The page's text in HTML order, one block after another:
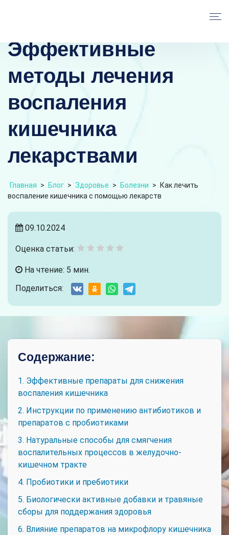
Эффективные
методы лечения
воспаления
кишечника
лекарствами
Главная > Блог > Здоровье > Болезни >
Как лечить
воспаление кишечника с помощью лекарств
09.10.2024
Оценка статьи:
На чтение: 5 мин.
Поделиться:
Содержание:
1. Эффективные препараты для снижения
воспаления кишечника
2. Инструкции по применению антибиотиков и
препаратов с пробиотиками
3. Натуральные способы для смягчения
воспалительных процессов в желудочно-
кишечном тракте
4. Пробиотики и пребиотики
5. Биологически активные добавки и травяные
сборы для поддержания здоровья
6. Влияние препаратов на микрофлору кишечника